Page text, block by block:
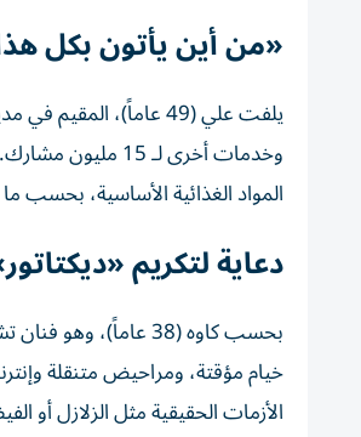
«من أين يأتون بكل
يلفت علي (49 عاماً)،
وخدمات أخرى لـ
المواد الغذائية الأساسية، بحسب ما يُقال، بنسبة تصل إلى
دعاية لتكريم
بحسب كاوه (38
خيام مؤقتة، ومراحيض متنقلة
الأزمات الحقيقية مثل الزلازل